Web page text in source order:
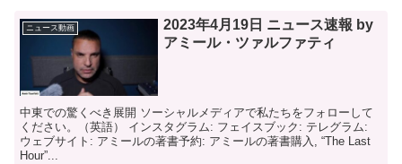
ニュース動画
2023年4月19日 ニュース速報 by
アミール・ツァルファティ
中東での驚くべき展開 ソーシャルメディアで私たちをフォローして
ください。（英語） インスタグラム: フェイスブック: テレグラム:
ウェブサイト: アミールの著書予約: アミールの著書購入, “The Last
Hour”...